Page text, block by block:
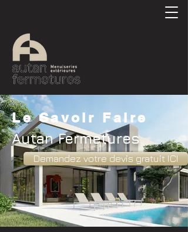
Le Savoir Faire
Autan Fermetures
Demandez votre devis gratuit ICI